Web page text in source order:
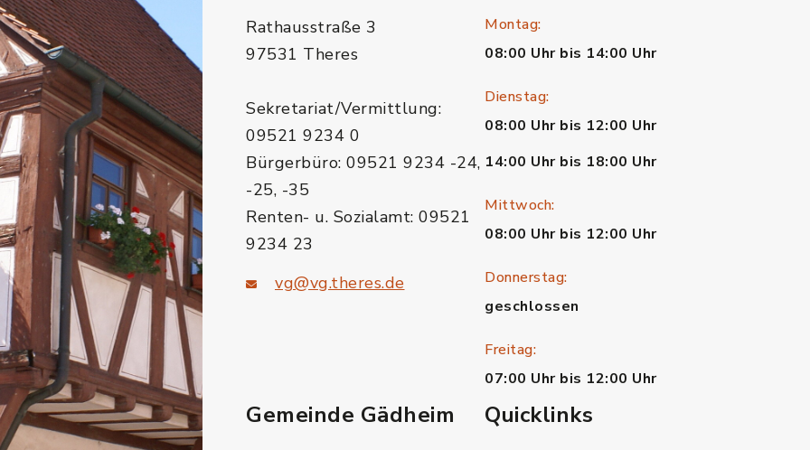
Rathausstraße 3
97531 Theres
Sekretariat/Vermittlung:
09521 9234 0
Bürgerbüro: 09521 9234 -24,
-25, -35
Renten- u. Sozialamt: 09521
9234 23
vg@vg.theres.de
Montag:
08:00 Uhr bis 14:00 Uhr
Dienstag:
08:00 Uhr bis 12:00 Uhr
14:00 Uhr bis 18:00 Uhr
Mittwoch:
08:00 Uhr bis 12:00 Uhr
Donnerstag:
geschlossen
Freitag:
07:00 Uhr bis 12:00 Uhr
Gemeinde Gädheim Quicklinks